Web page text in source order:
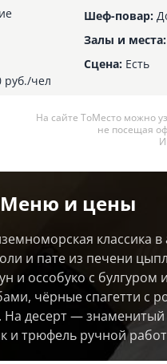
руб./чел
Шеф-повар:
Залы и места:
Сцена: Есть
На сайте ТоМесто можно
не посещая
Меню и цены
классика в
и пате из печени
и оссобуко с
чёрные спагетти с
На десерт —
и трюфель ручной